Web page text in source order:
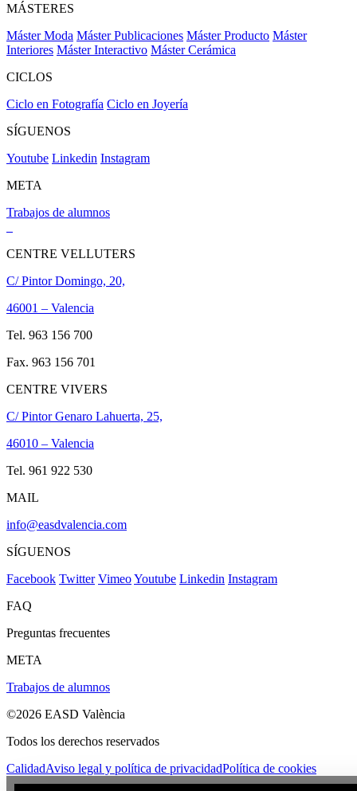
MÁSTERES
Máster Moda Máster Publicaciones Máster Producto Máster
Interiores Máster Interactivo Máster Cerámica
CICLOS
Ciclo en Fotografía Ciclo en Joyería
SÍGUENOS
Youtube Linkedin Instagram
META
Trabajos de alumnos
CENTRE VELLUTERS
C/ Pintor Domingo, 20,
46001 – Valencia
Tel. 963 156 700
Fax. 963 156 701
CENTRE VIVERS
C/ Pintor Genaro Lahuerta, 25,
46010 – Valencia
Tel. 961 922 530
MAIL
info@easdvalencia.com
SÍGUENOS
Facebook Twitter VimeoYoutube Linkedin Instagram
FAQ
Preguntas frecuentes
META
Trabajos de alumnos
©2026 EASD València
Todos los derechos reservados
CalidadAviso legal y política de privacidadPolítica de cookies